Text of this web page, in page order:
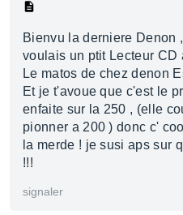
Bienvu la derniere Denon
voulais un ptit Lecteur CD
Le matos de chez denon
Et je t'avoue que c'est le
enfaite sur la 250 , (elle
pionner a 200 ) donc c'
la merde ! je susi aps sur
!!!
signaler